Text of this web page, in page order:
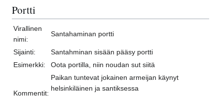
Portti
Virallinen
nimi:
Santahaminan portti
Sijainti:
Santahminan sisään pääsy portti
Esimerkki:
Oota portilla, niin noudan sut siitä
Kommentit:
Paikan tuntevat jokainen armeijan käynyt
helsinkiläinen ja santiksessa